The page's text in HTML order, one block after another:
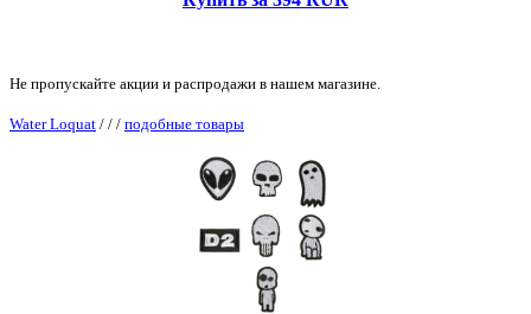
Не пропускайте акции и распродажи в нашем магазине.
Water Loquat / / / подобные товары